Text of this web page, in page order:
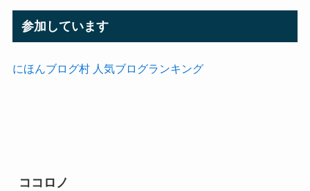
参加しています
にほんブログ村 人気ブログランキング
ココロノ